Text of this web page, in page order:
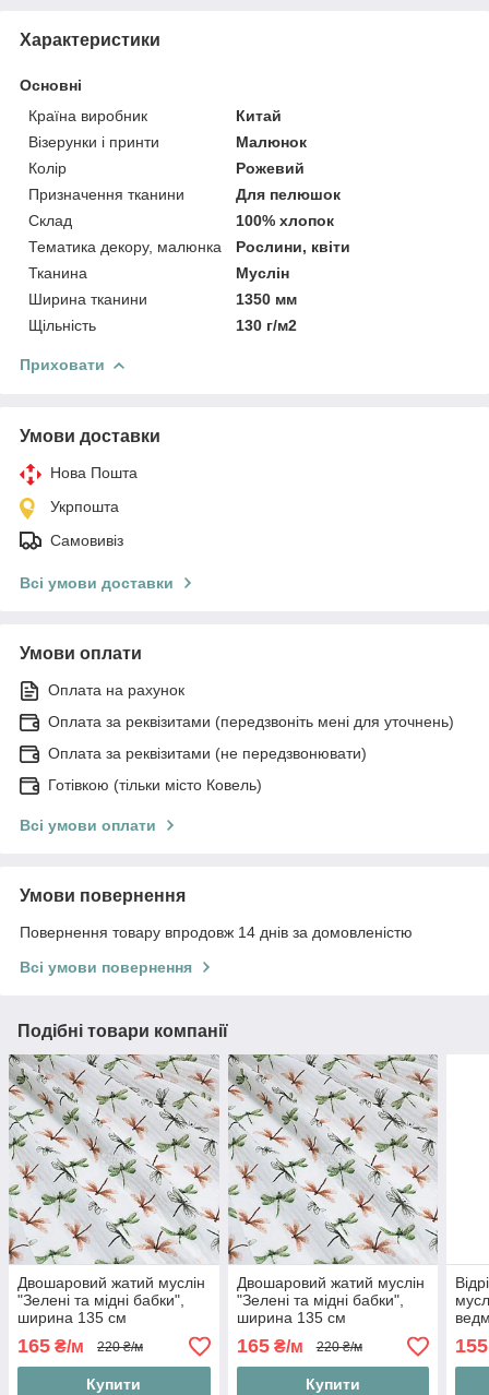
Характеристики
Основні
Країна виробник
Китай
Візерунки і принти
Малюнок
Колір
Рожевий
Призначення тканини
Для пелюшок
Склад
100% хлопок
Тематика декору, малюнка
Рослини, квіти
Тканина
Муслін
Ширина тканини
1350 мм
Щільність
130 г/м2
Приховати
Умови доставки
Нова Пошта
Укрпошта
Самовивіз
Всі умови доставки
Умови оплати
Оплата на рахунок
Оплата за реквізитами (передзвоніть мені для уточнень)
Оплата за реквізитами (не передзвонювати)
Готівкою (тільки місто Ковель)
Всі умови оплати
Умови повернення
Повернення товару впродовж 14 днів за домовленістю
Всі умови повернення
Подібні товари компанії
Двошаровий жатий муслін
"Зелені та мідні бабки",
ширина 135 см
165 ₴/м 220 ₴/м
Купити
Двошаровий жатий муслін
"Зелені та мідні бабки",
ширина 135 см
165₴/м 220 ₴/м
Купити